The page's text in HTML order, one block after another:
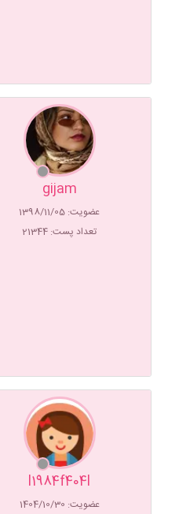
gijam
عضویت: 1398/11/05
تعداد پست: 21344
l1984f404l
عضویت: 1404/10/30